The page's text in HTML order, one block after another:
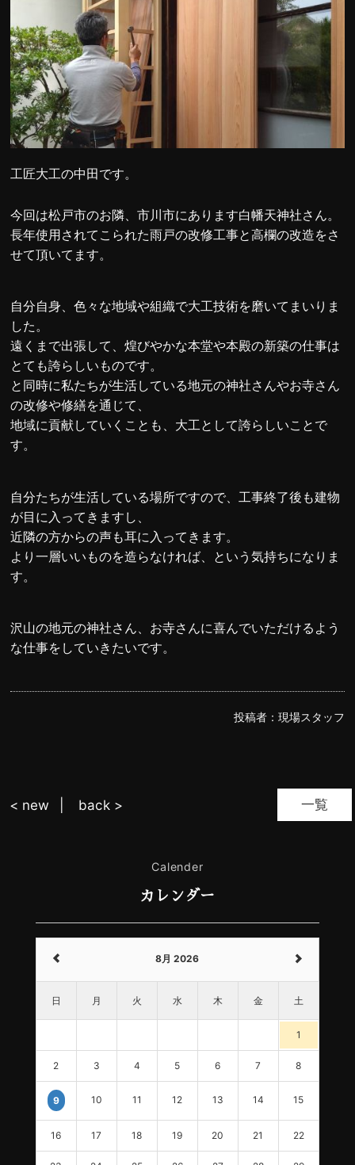
工匠大工の中田です。
今回は松戸市のお隣、市川市にあります白幡天神社さん。
長年使用されてこられた雨戸の改修工事と高欄の改造をさ
せて頂いてます。
自分自身、色々な地域や組織で大工技術を磨いてまいりま
した。
遠くまで出張して、煌びやかな本堂や本殿の新築の仕事は
とても誇らしいものです。
と同時に私たちが生活している地元の神社さんやお寺さん
の改修や修繕を通じて、
地域に貢献していくことも、大工として誇らしいことで
す。
自分たちが生活している場所ですので、工事終了後も建物
が目に入ってきますし、
近隣の方からの声も耳に入ってきます。
より一層いいものを造らなければ、という気持ちになりま
す。
沢山の地元の神社さん、お寺さんに喜んでいただけるよう
な仕事をしていきたいです。
投稿者： 現場スタッフ
一覧
< new back >
Calender
カレンダー
8月 2026
日 月 火 水 木 金 土
1
2 3 4 5 6 7 8
9 10 11 12 13 14 15
16 17 18 19 20 21 22